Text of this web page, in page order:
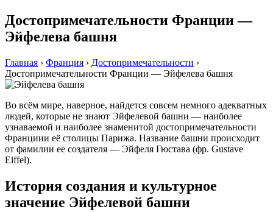
Достопримечательности Франции —
Эйфелева башня
Главная › Франция › Достопримечательности ›
Достопримечательности Франции — Эйфелева башня
Во всём мире, наверное, найдется совсем немного адекватных
людей, которые не знают Эйфелевой башни — наиболее
узнаваемой и наиболее знаменитой достопримечательности
Франциии её столицы Парижа. Название башни происходит
от фамилии ее создателя — Эйфеля Гюстава (фр. Gustave
Eiffel).
История создания и культурное
значение Эйфелевой башни